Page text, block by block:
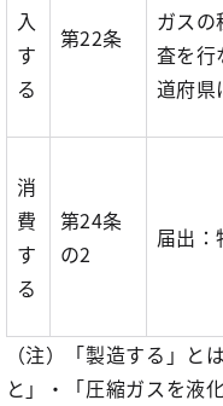
入
す
る
第22条
ガス
査を行
道府県
消
費
す
る
第24条
の2
届出
（注）「製造する」
と」・「圧縮ガスを液